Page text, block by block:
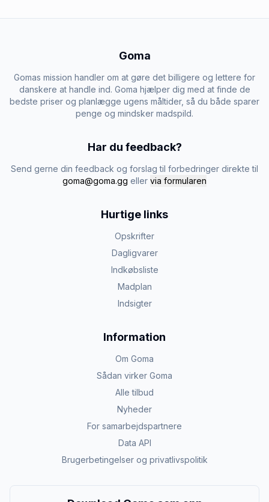
Goma
Gomas mission handler om at gøre det billigere og lettere for
danskere at handle ind. Goma hjælper dig med at finde de
bedste priser og planlægge ugens måltider, så du både sparer
penge og mindsker madspild.
Har du feedback?
Send gerne din feedback og forslag til forbedringer direkte til
goma@goma.gg eller via formularen
Hurtige links
Opskrifter
Dagligvarer
Indkøbsliste
Madplan
Indsigter
Information
Om Goma
Sådan virker Goma
Alle tilbud
Nyheder
For samarbejdspartnere
Data API
Brugerbetingelser og privatlivspolitik